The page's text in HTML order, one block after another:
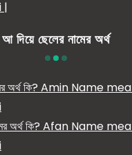
|
আ দিয়ে ছেলের নামের অর্থ
অর্থ কি? Amin Name
অর্থ কি? Afan Name